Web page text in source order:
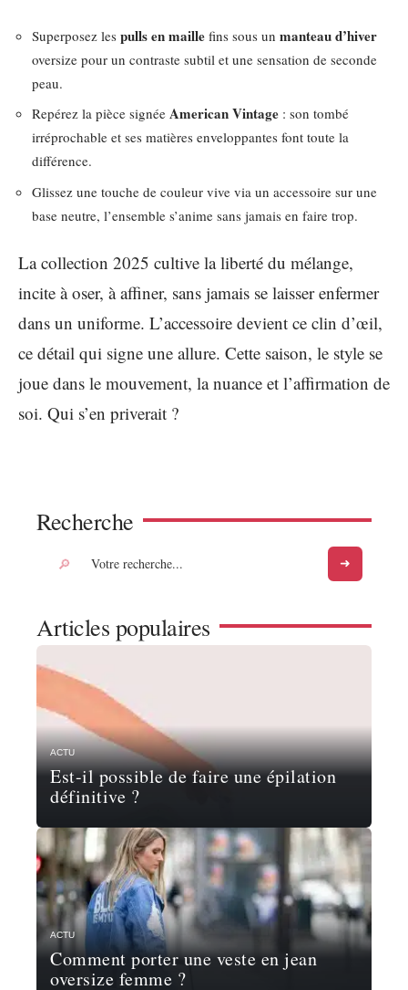
Superposez les pulls en maille fins sous un manteau d’hiver
oversize pour un contraste subtil et une sensation de seconde
peau.
Repérez la pièce signée American Vintage : son tombé
irréprochable et ses matières enveloppantes font toute la
différence.
Glissez une touche de couleur vive via un accessoire sur une
base neutre, l’ensemble s’anime sans jamais en faire trop.
La collection 2025 cultive la liberté du mélange,
incite à oser, à affiner, sans jamais se laisser enfermer
dans un uniforme. L’accessoire devient ce clin d’œil,
ce détail qui signe une allure. Cette saison, le style se
joue dans le mouvement, la nuance et l’affirmation de
soi. Qui s’en priverait ?
Recherche
Articles populaires
ACTU
Est-il possible de faire une épilation
définitive ?
ACTU
Comment porter une veste en jean
oversize femme ?